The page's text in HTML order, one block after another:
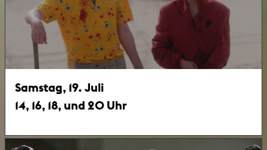
Samstag, 19. Juli
14, 16, 18, und 20 Uhr